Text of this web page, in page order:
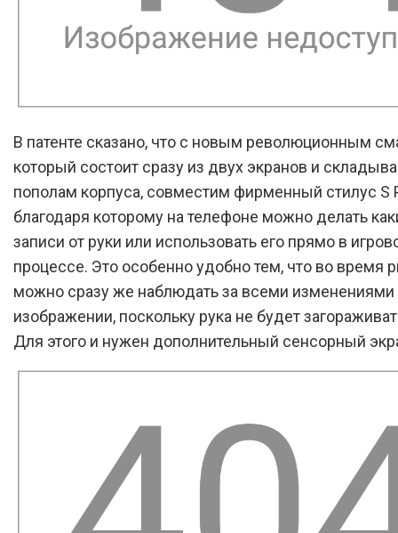
В патенте сказано, что с новым революционным
который состоит сразу из двух экранов и
пополам корпуса, совместим фирменный стилус S
благодаря которому на телефоне можно делать
записи от руки или использовать его прямо в
процессе. Это особенно удобно тем, что во время
можно сразу же наблюдать за всеми изменениями
изображении, поскольку рука не будет
Для этого и нужен дополнительный сенсорный